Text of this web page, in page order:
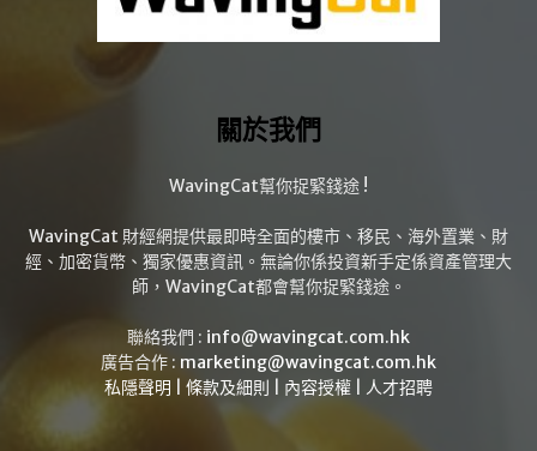
關於我們
WavingCat幫你捉緊錢途 !
WavingCat 財經網提供最即時全面的樓市、移民、海外置業、財
經、加密貨幣、獨家優惠資訊。無論你係投資新手定係資產管理大
師，WavingCat都會幫你捉緊錢途。
聯絡我們 : info@wavingcat.com.hk
廣告合作 : marketing@wavingcat.com.hk
私隱聲明
條款及細則 內容授權 人才招聘